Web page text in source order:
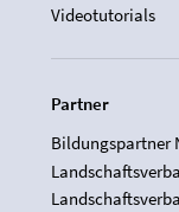
Videotutorials
Partner
Bildungspartner